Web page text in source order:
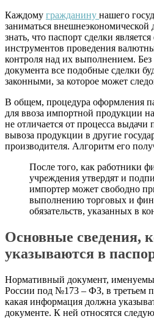
Каждому гражданину нашего
заниматься внешнеэкономической
знать, что паспорт сделки
инструментов проведения
контроля над их выполнением.
документа все подобные сделки
законными, за которое может
В общем, процедура оформления
для ввоза импортной продукции
не отличается от процесса выдачи
вывоза продукции в другие
производителя. Алгоритм его
После того, как работники
учреждения утвердят и
импортер может свободно
выполнению торговых и
обязательств, указанных в
Основные сведения,
указываются в
Нормативный документ,
России под №173 – ФЗ, в третьем
какая информация должна
документе. К ней относятся